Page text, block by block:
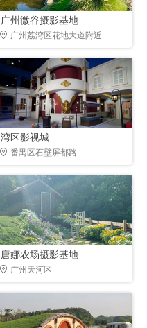
广州微谷摄影基地
广州荔湾区花地大道附近
湾区影视城
番禺区石壁屏都路
唐娜农场摄影基地
广州天河区